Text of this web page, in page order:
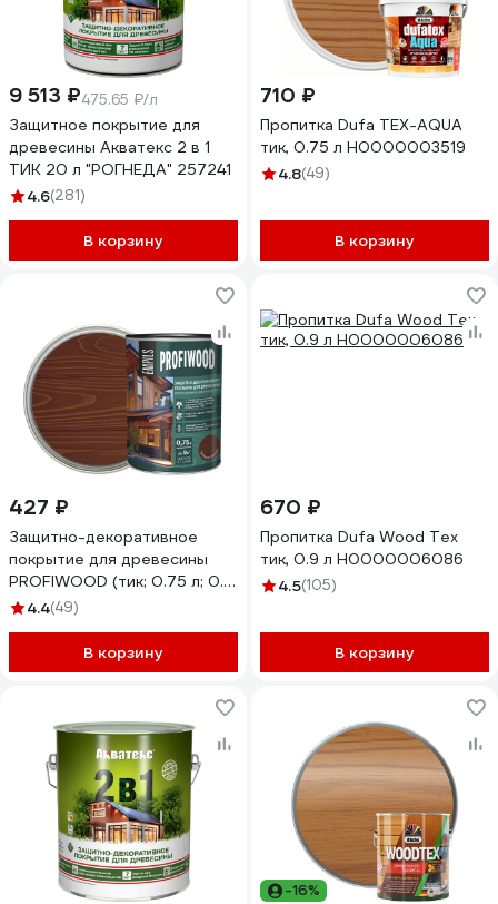
9 513 ₽475.65 ₽/л
Защитное покрытие для
древесины Акватекс 2 в 1
ТИК 20 л "РОГНЕДА" 257241
4.6(281)
В корзину
710 ₽
Пропитка Dufa TEX-AQUA
тик, 0.75 л Н0000003519
4.8(49)
В корзину
427 ₽
Защитно-декоративное
покрытие для древесины
PROFIWOOD (тик; 0.75 л; 0.7
кг) 72624
4.4(49)
В корзину
670 ₽
Пропитка Dufa Wood Tex
тик, 0.9 л Н0000006086
4.5(105)
В корзину
-16%